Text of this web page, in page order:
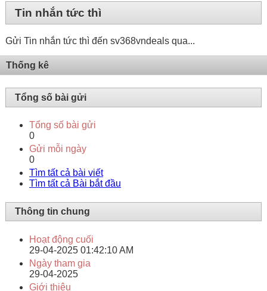
Tin nhắn tức thì
Gửi Tin nhắn tức thì đến sv368vndeals qua...
Thống kê
Tổng số bài gửi
Tổng số bài gửi
0
Gửi mỗi ngày
0
Tìm tất cả bài viết
Tìm tất cả Bài bắt đầu
Thông tin chung
Hoạt động cuối
29-04-2025 01:42:10 AM
Ngày tham gia
29-04-2025
Giới thiệu